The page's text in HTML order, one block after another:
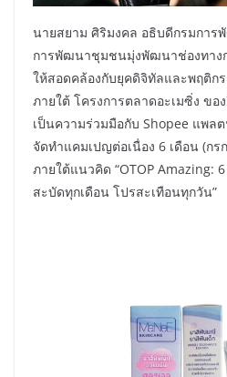
นายสยาม ศิริมงคล อธิบดีกรมกา
การพัฒนาชุมชนมุ่งพัฒนาช่องทาง
ให้สอดคล้องกับยุคดิจิทัลและพฤติก
ภายใต้ โครงการตลาดอะเมซิ่ง ข
เป็นความร่วมมือกับ Shopee แพล
จัดทำแคมเปญต่อเนื่อง 6 เดือน (ก
ภายใต้แนวคิด “OTOP Amazing:
สะบัดทุกเดือน โปรสะเทือนทุกวัน”